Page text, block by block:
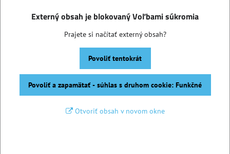
Externý obsah je blokovaný Voľbami súkromia
Prajete si načítať externý obsah?
Povoliť tentokrát
Povoliť a zapamätať - súhlas s druhom cookie: Funkčné
Otvoriť obsah v novom okne